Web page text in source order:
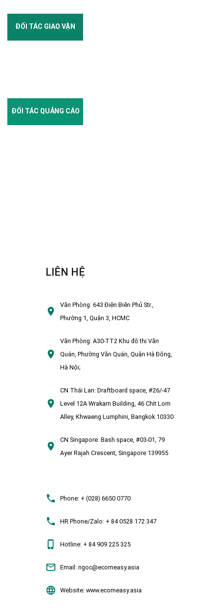
ĐỐI TÁC GIAO VẬN
ĐỐI TÁC QUẢNG CÁO
LIÊN HỆ
Văn Phòng:643 Điện Biên Phủ Str.,
Phường 1, Quận 3, HCMC
Văn Phòng:A30-TT2 Khu đô thị Văn
Quán, Phường Văn Quán, Quận Hà Đông,
Hà Nội;
CN Thái Lan: Draftboard space, #26/-47
Level 12A Wrakarn Building, 46 Chit Lom
Alley, Khwaeng Lumphini, Bangkok 10330
CN Singapore: Bash space, #03-01, 79
Ayer Rajah Crescent, Singapore 139955
Phone:+ (028) 6650 0770
HR Phone/Zalo:+ 84 0528 172 347
Hotline:+ 84 909 225 325
Email: ngoc@ecomeasy.asia
Website:www.ecomeasy.asia